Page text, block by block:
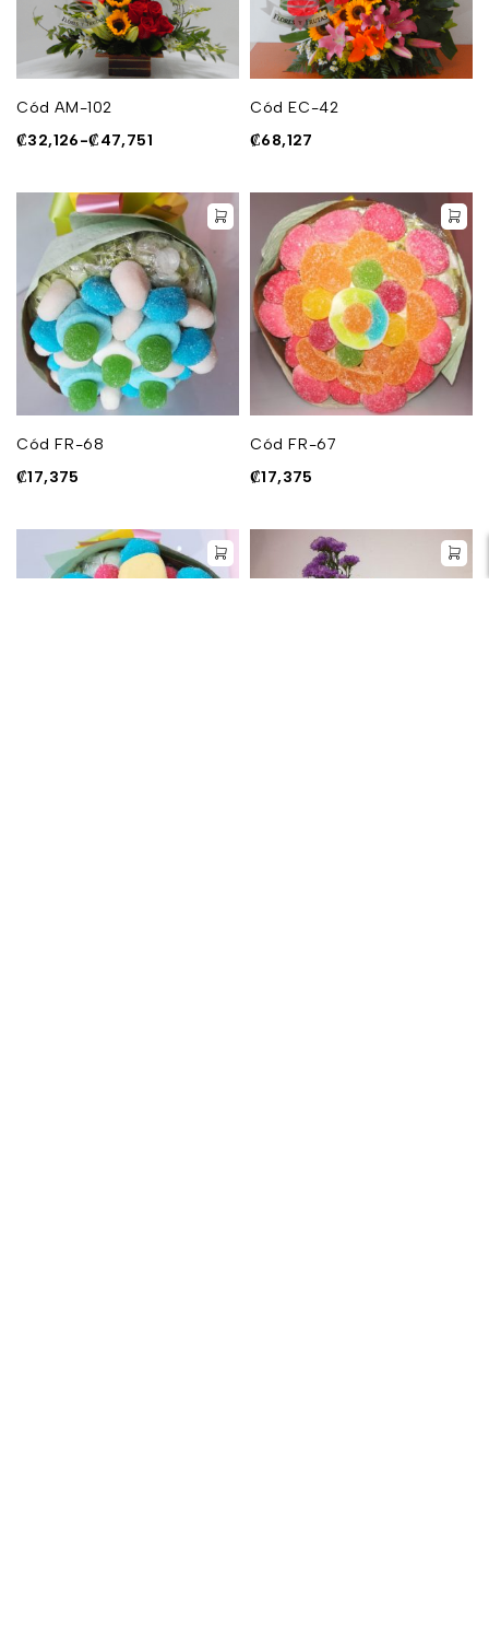
Cód AM-102
₡32,126-₡47,751
Cód EC-42
₡68,127
Cód FR-68
₡17,375
Cód FR-67
₡17,375